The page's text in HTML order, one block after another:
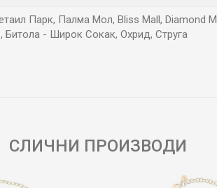
Парк, Палма Мол, Bliss Mall, Diamond
Битола - Широк Сокак, Охрид, Струга
СЛИЧНИ ПРОИЗВОДИ